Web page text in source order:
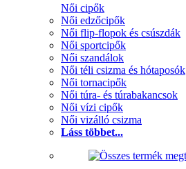
Női cipők
Női edzőcipők
Női flip-flopok és csúszdák
Női sportcipők
Női szandálok
Női téli csizma és hótaposók
Női tornacipők
Női túra- és túrabakancsok
Női vízi cipők
Női vizálló csizma
Láss többet...